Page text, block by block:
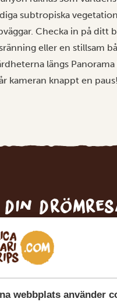
webbplats använder
subtropiska
Checka in på ditt
eller en stillsam
längs
kameran knappt en paus!